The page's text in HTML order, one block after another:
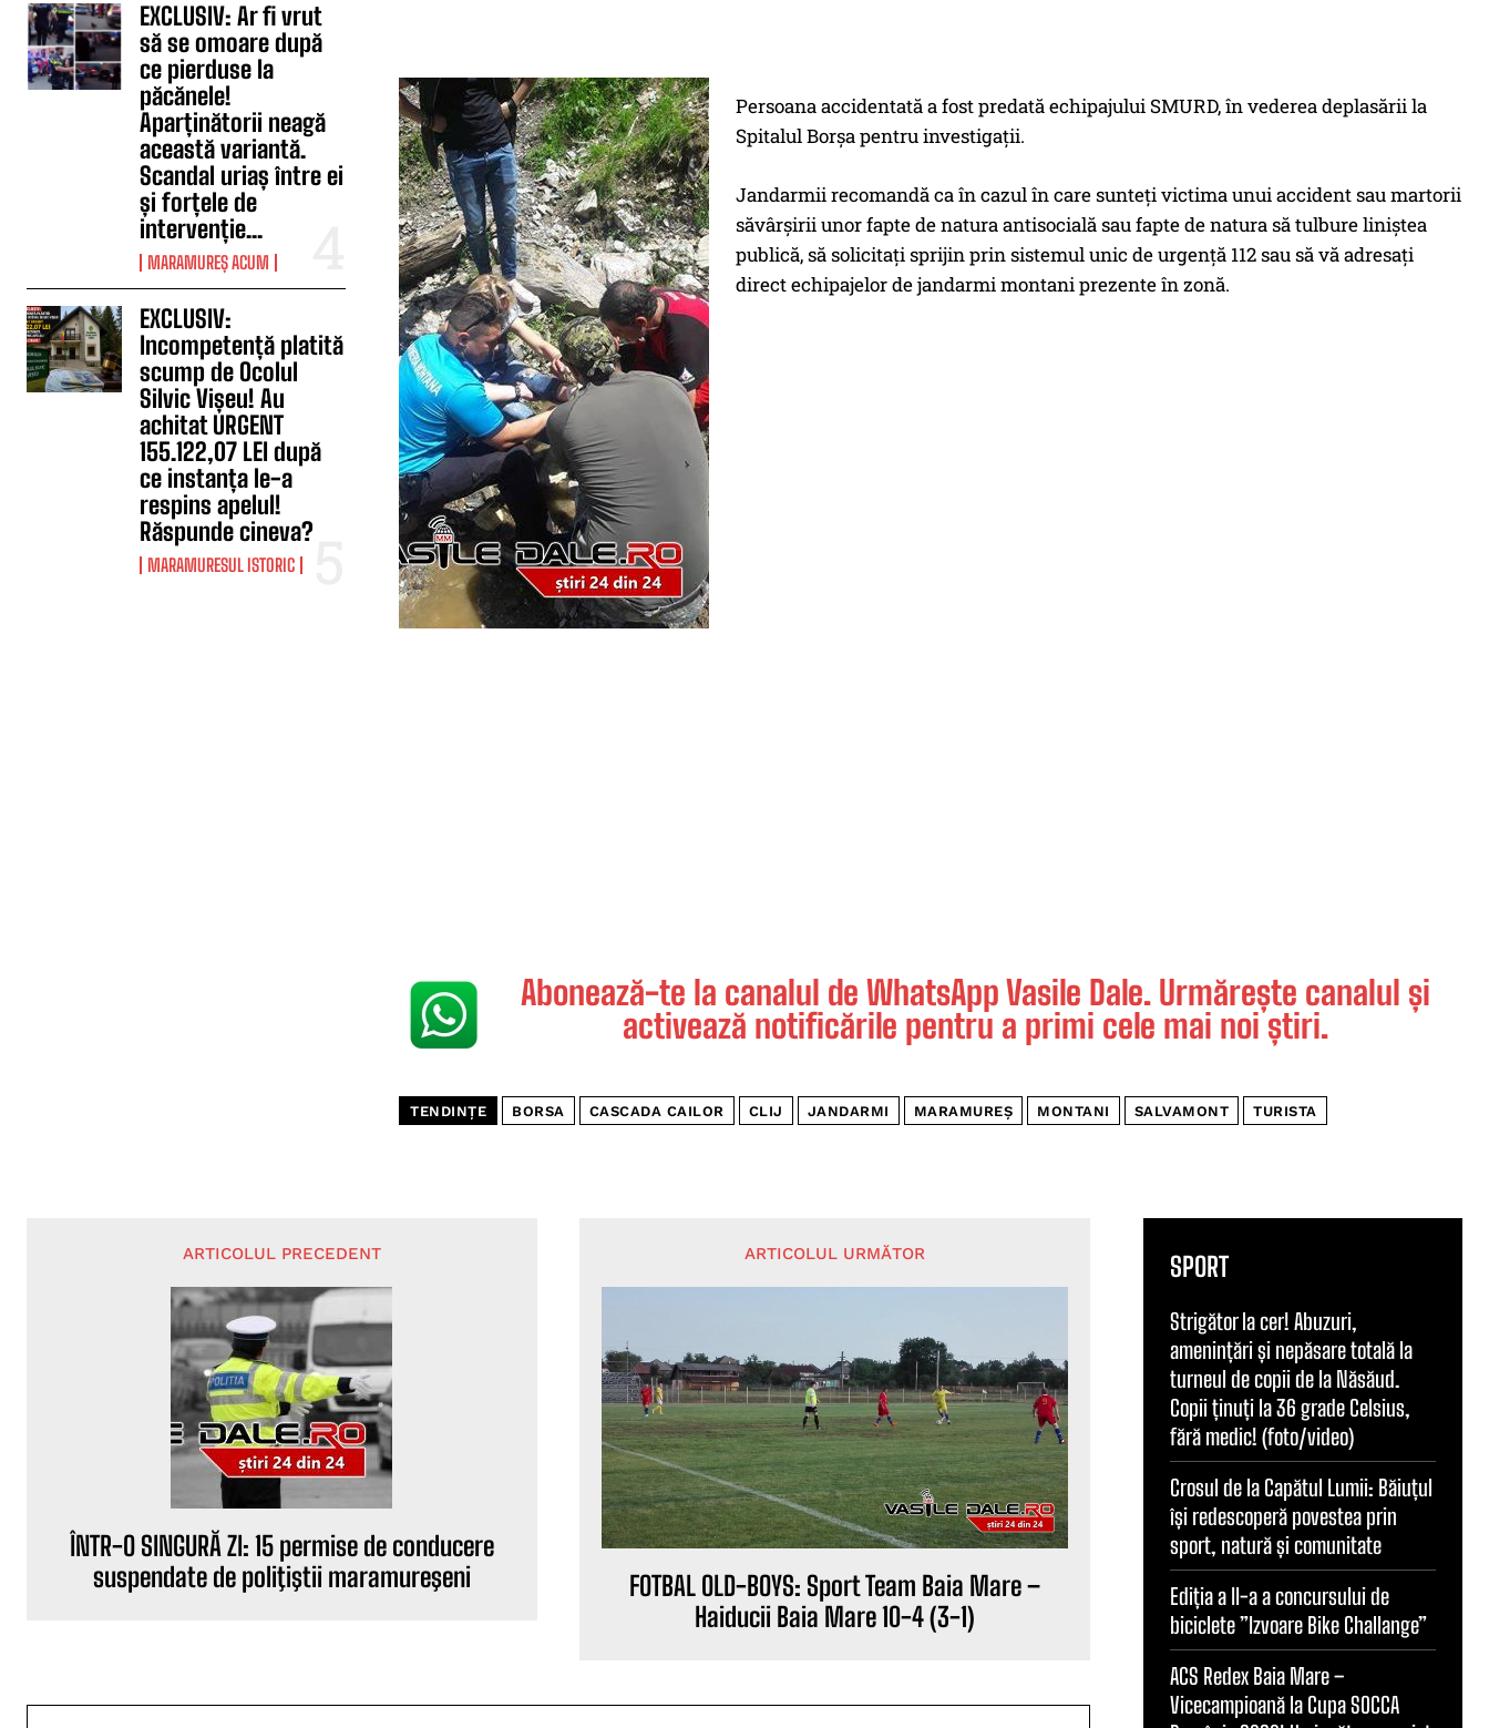
EXCLUSIV: Ar fi vrut
să se omoare după
ce pierduse la
păcănele!
Aparținătorii neagă
această variantă.
Scandal uriaș între ei
și forțele de
intervenție...
MARAMUREȘ ACUM
EXCLUSIV:
Incompetență platită
scump de Ocolul
Silvic Vișeu! Au
achitat URGENT
155.122,07 LEI după
ce instanța le-a
respins apelul!
Răspunde cineva?
MARAMURESUL ISTORIC
Persoana accidentată a fost predată echipajului SMURD, în vederea deplasării la
Spitalul Borşa pentru investigaţii.
Jandarmii recomandă ca în cazul în care sunteţi victima unui accident sau martorii
săvârşirii unor fapte de natura antisocială sau fapte de natura să tulbure liniştea
publică, să solicitaţi sprijin prin sistemul unic de urgenţă 112 sau să vă adresaţi
direct echipajelor de jandarmi montani prezente în zonă.
Abonează-te la canalul de WhatsApp Vasile Dale. Urmărește canalul și
activează notificările pentru a primi cele mai noi știri.
TENDINȚE BORSA CASCADA CAILOR CLIJ JANDARMI MARAMUREȘ MONTANI SALVAMONT TURISTA
ARTICOLUL PRECEDENT
ÎNTR-O SINGURĂ ZI: 15 permise de conducere
suspendate de poliţiştii maramureşeni
ARTICOLUL URMĂTOR
FOTBAL OLD-BOYS: Sport Team Baia Mare –
Haiducii Baia Mare 10-4 (3-1)
SPORT
Strigător la cer! Abuzuri,
amenințări și nepăsare totală la
turneul de copii de la Năsăud.
Copii ținuți la 36 grade Celsius,
fără medic! (foto/video)
Crosul de la Capătul Lumii: Băiuțul
își redescoperă povestea prin
sport, natură și comunitate
Ediția a II-a a concursului de
biciclete ”Izvoare Bike Challange”
ACS Redex Baia Mare –
Vicecampioană la Cupa SOCCA